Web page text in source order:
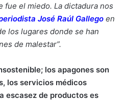
fue el miedo. La dictadura nos
José Raúl Gallego en
los lugares donde se han
de malestar”.
los apagones son
los servicios médicos
escasez de productos es